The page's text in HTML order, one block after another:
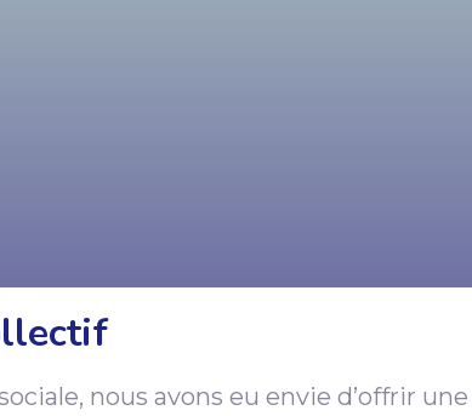
ociale, nous avons eu envie d’offrir une